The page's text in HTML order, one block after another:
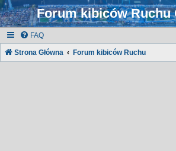
Forum kibiców Ruchu
FAQ
Strona Główna Forum kibiców Ruchu